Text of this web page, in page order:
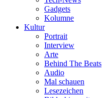
Gadgets
Kolumne
Kultur
Portrait
Interview
Arte
Behind The Beats
Audio
Mal schauen
Lesezeichen